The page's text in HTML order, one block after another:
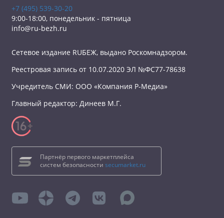
+7 (495) 539-30-20
9:00-18:00, понедельник - пятница
info@ru-bezh.ru
Сетевое издание RUБЕЖ, выдано Роскомнадзором.
Реестровая запись от 10.07.2020 ЭЛ №ФС77-78638
Учредитель СМИ: ООО «Компания Р-Медиа»
Главный редактор: Динеев М.Г.
Партнёр первого маркетплейса
систем безопасности secumarket.ru